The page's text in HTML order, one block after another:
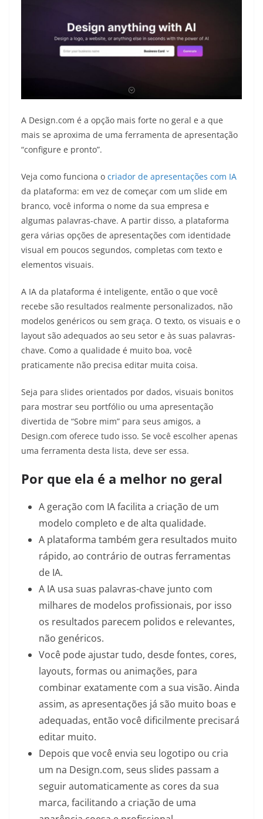
A Design.com é a opção mais forte no geral e a que
mais se aproxima de uma ferramenta de apresentação
“configure e pronto”.
Veja como funciona o criador de apresentações com IA
da plataforma: em vez de começar com um slide em
branco, você informa o nome da sua empresa e
algumas palavras-chave. A partir disso, a plataforma
gera várias opções de apresentações com identidade
visual em poucos segundos, completas com texto e
elementos visuais.
A IA da plataforma é inteligente, então o que você
recebe são resultados realmente personalizados, não
modelos genéricos ou sem graça. O texto, os visuais e o
layout são adequados ao seu setor e às suas palavras-
chave. Como a qualidade é muito boa, você
praticamente não precisa editar muita coisa.
Seja para slides orientados por dados, visuais bonitos
para mostrar seu portfólio ou uma apresentação
divertida de “Sobre mim” para seus amigos, a
Design.com oferece tudo isso. Se você escolher apenas
uma ferramenta desta lista, deve ser essa.
Por que ela é a melhor no geral
A geração com IA facilita a criação de um
modelo completo e de alta qualidade.
A plataforma também gera resultados muito
rápido, ao contrário de outras ferramentas
de IA.
A IA usa suas palavras-chave junto com
milhares de modelos profissionais, por isso
os resultados parecem polidos e relevantes,
não genéricos.
Você pode ajustar tudo, desde fontes, cores,
layouts, formas ou animações, para
combinar exatamente com a sua visão. Ainda
assim, as apresentações já são muito boas e
adequadas, então você dificilmente precisará
editar muito.
Depois que você envia seu logotipo ou cria
um na Design.com, seus slides passam a
seguir automaticamente as cores da sua
marca, facilitando a criação de uma